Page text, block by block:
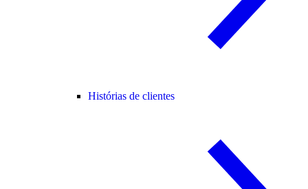
Histórias de clientes